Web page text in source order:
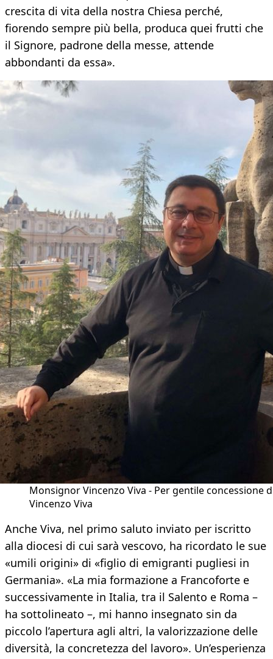
crescita di vita della nostra Chiesa perché,
fiorendo sempre più bella, produca quei frutti che
il Signore, padrone della messe, attende
abbondanti da essa».
Monsignor Vincenzo Viva - Per gentile concessione
Vincenzo Viva
Anche Viva, nel primo saluto inviato per iscritto
alla diocesi di cui sarà vescovo, ha ricordato le sue
«umili origini» di «figlio di emigranti pugliesi in
Germania». «La mia formazione a Francoforte e
successivamente in Italia, tra il Salento e Roma –
ha sottolineato –, mi hanno insegnato sin da
piccolo l’apertura agli altri, la valorizzazione delle
diversità, la concretezza del lavoro». Un’esperienza